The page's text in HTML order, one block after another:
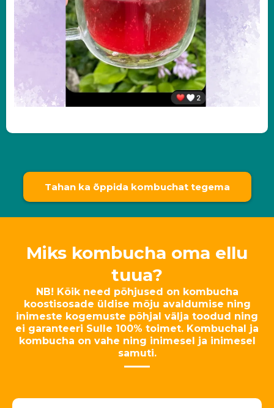
Tahan ka õppida kombuchat tegema
Miks kombucha oma ellu
tuua?
NB! Kõik need põhjused on kombucha
koostisosade üldise mõju avaldumise ning
inimeste kogemuste põhjal välja toodud ning
ei garanteeri Sulle 100% toimet. Kombuchal ja
kombucha on vahe ning inimesel ja inimesel
samuti.